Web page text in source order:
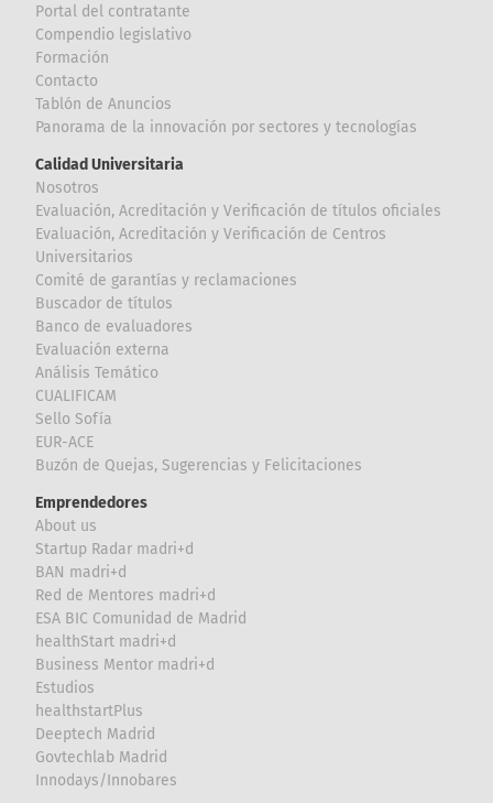
Portal del contratante
Compendio legislativo
Formación
Contacto
Tablón de Anuncios
Panorama de la innovación por sectores y tecnologías
Calidad Universitaria
Nosotros
Evaluación, Acreditación y Verificación de títulos oficiales
Evaluación, Acreditación y Verificación de Centros
Universitarios
Comité de garantías y reclamaciones
Buscador de títulos
Banco de evaluadores
Evaluación externa
Análisis Temático
CUALIFICAM
Sello Sofía
EUR-ACE
Buzón de Quejas, Sugerencias y Felicitaciones
Emprendedores
About us
Startup Radar madri+d
BAN madri+d
Red de Mentores madri+d
ESA BIC Comunidad de Madrid
healthStart madri+d
Business Mentor madri+d
Estudios
healthstartPlus
Deeptech Madrid
Govtechlab Madrid
Innodays/Innobares